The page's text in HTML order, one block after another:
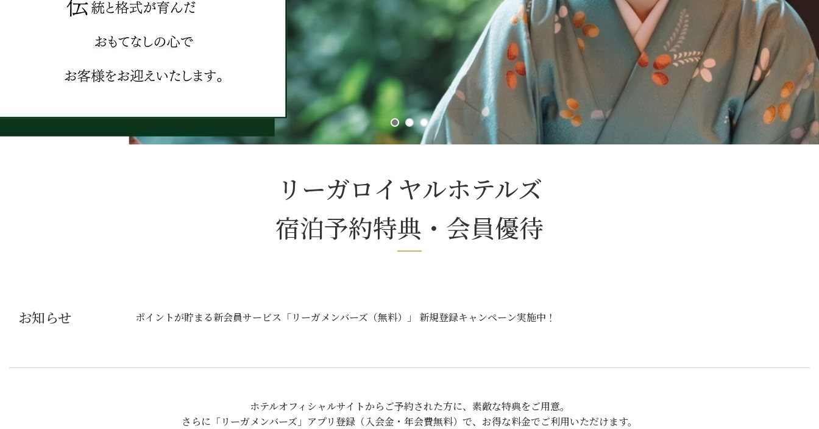
リーガロイヤルホテルズ
宿泊予約特典・会員優待
お知らせ ポイントが貯まる新会員サービス「リーガメンバーズ（無料）」 新規登録キャンペーン実施中！
ホテルオフィシャルサイトからご予約された方に、素敵な特典をご用意。
さらに「リーガメンバーズ」アプリ登録（入会金・年会費無料）で、お得な料金でご利用いただけます。